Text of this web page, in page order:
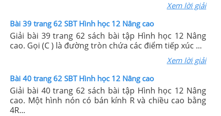
Xem lời giải
Bài 39 trang 62 SBT Hình học 12 Nâng cao
Giải bài 39 trang 62 sách bài tập Hình học 12 Nâng
cao. Gọi (C ) là đường tròn chứa các điểm tiếp xúc ...
Xem lời giải
Bài 40 trang 62 SBT Hình học 12 Nâng cao
Giải bài 40 trang 62 sách bài tập Hình học 12 Nâng
cao. Một hình nón có bán kính R và chiều cao bằng
4R...